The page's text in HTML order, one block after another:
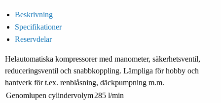
Beskrivning
Specifikationer
Reservdelar
Helautomatiska kompressorer med manometer, säkerhetsventil,
reduceringsventil och snabbkoppling. Lämpliga för hobby och
hantverk för t.ex. renblåsning, däckpumpning m.m.
Genomlupen cylindervolym285 l/min